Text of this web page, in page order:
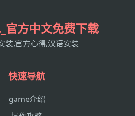
官方中文免费下载
装,官方心得,汉语安装
快速导航
game介绍